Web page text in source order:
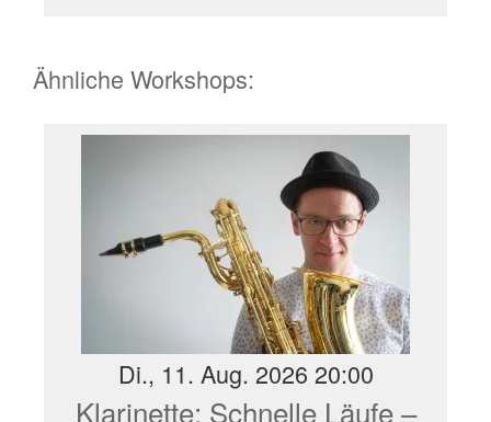
Ähnliche Workshops:
Di., 11. Aug. 2026 20:00
Klarinette: Schnelle Läufe –